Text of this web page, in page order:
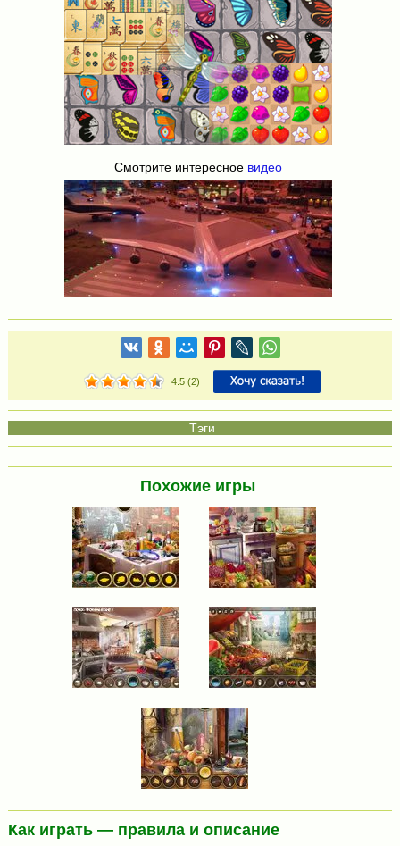
Смотрите интересное видео
4.5(2)
Похожие игры
Как играть — правила и описание